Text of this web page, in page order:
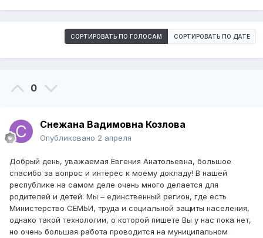
СОРТИРОВАТЬ ПО ГОЛОСАМ СОРТИРОВАТЬ ПО ДАТЕ
0
Снежана Вадимовна Козлова
Опубликовано 2 апреля
Добрый день, уважаемая Евгения Анатольевна, большое
спасибо за вопрос и интерес к моему докладу! В нашей
республике на самом деле очень много делается для
родителей и детей. Мы – единственный регион, где есть
Министерство СЕМЬИ, труда и социальной защиты населения,
однако такой технологии, о которой пишете Вы у нас пока нет,
но очень большая работа проводится на муниципальном